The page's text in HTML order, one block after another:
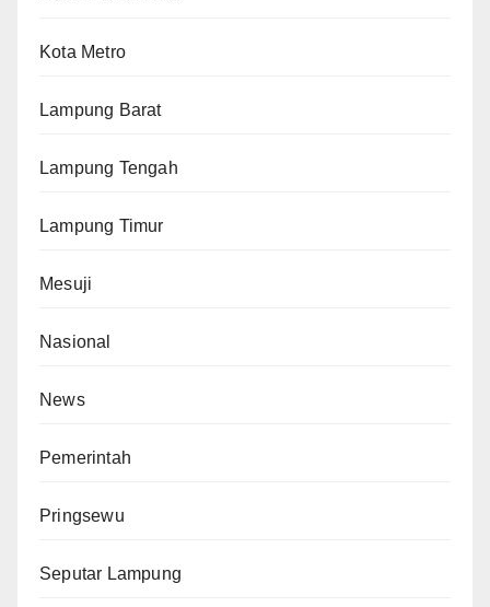
Kota Metro
Lampung Barat
Lampung Tengah
Lampung Timur
Mesuji
Nasional
News
Pemerintah
Pringsewu
Seputar Lampung